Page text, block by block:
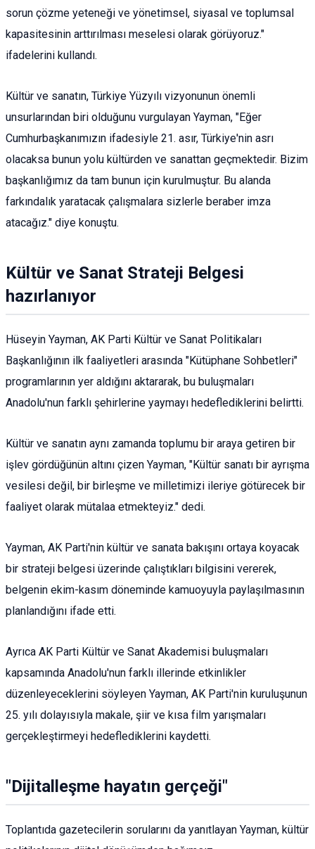
sorun çözme yeteneği ve yönetimsel, siyasal ve toplumsal
kapasitesinin arttırılması meselesi olarak görüyoruz."
ifadelerini kullandı.
Kültür ve sanatın, Türkiye Yüzyılı vizyonunun önemli
unsurlarından biri olduğunu vurgulayan Yayman, "Eğer
Cumhurbaşkanımızın ifadesiyle 21. asır, Türkiye'nin asrı
olacaksa bunun yolu kültürden ve sanattan geçmektedir. Bizim
başkanlığımız da tam bunun için kurulmuştur. Bu alanda
farkındalık yaratacak çalışmalara sizlerle beraber imza
atacağız." diye konuştu.
Kültür ve Sanat Strateji Belgesi
hazırlanıyor
Hüseyin Yayman, AK Parti Kültür ve Sanat Politikaları
Başkanlığının ilk faaliyetleri arasında "Kütüphane Sohbetleri"
programlarının yer aldığını aktararak, bu buluşmaları
Anadolu'nun farklı şehirlerine yaymayı hedeflediklerini belirtti.
Kültür ve sanatın aynı zamanda toplumu bir araya getiren bir
işlev gördüğünün altını çizen Yayman, "Kültür sanatı bir ayrışma
vesilesi değil, bir birleşme ve milletimizi ileriye götürecek bir
faaliyet olarak mütalaa etmekteyiz." dedi.
Yayman, AK Parti'nin kültür ve sanata bakışını ortaya koyacak
bir strateji belgesi üzerinde çalıştıkları bilgisini vererek,
belgenin ekim-kasım döneminde kamuoyuyla paylaşılmasının
planlandığını ifade etti.
Ayrıca AK Parti Kültür ve Sanat Akademisi buluşmaları
kapsamında Anadolu'nun farklı illerinde etkinlikler
düzenleyeceklerini söyleyen Yayman, AK Parti'nin kuruluşunun
25. yılı dolayısıyla makale, şiir ve kısa film yarışmaları
gerçekleştirmeyi hedeflediklerini kaydetti.
"Dijitalleşme hayatın gerçeği"
Toplantıda gazetecilerin sorularını da yanıtlayan Yayman, kültür